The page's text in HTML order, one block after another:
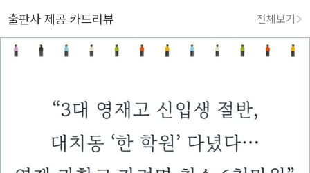
출판사 제공 카드리뷰 전체보기